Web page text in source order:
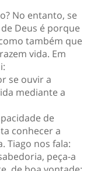
No entanto, se
Deus é porque
também que
vida. Em
se ouvir a
mediante a
de
conhecer a
Tiago nos fala:
peça-a